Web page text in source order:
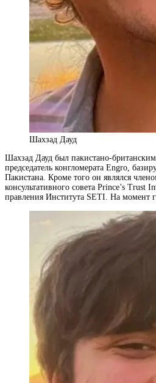
Шахзад Дауд
Шахзад Дауд был пакистано-
председатель конгломерата Engro,
Пакистана. Кроме того он являлся
консультативного совета Prince’s Trust
правления Института SETI. На момент